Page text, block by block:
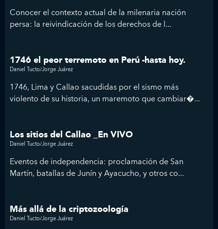
Conocer el contexto actual de la milenaria nación
persa: la reivindicación de los derechos de l...
1746 el peor terremoto en Perú -hasta hoy.
Daniel Tucto/Jorge Juárez
1746, Lima y Callao sacudidas por el sismo más
violento de su historia, un maremoto que cambiar�...
Los sitios del Callao _En VIVO
Daniel Tucto/Jorge Juárez
Eventos de independencia: proclamación de San
Martín, batallas de Junín y Ayacucho, y otros co...
Más allá de la criptozoología
Daniel Tucto/Jorge Juárez